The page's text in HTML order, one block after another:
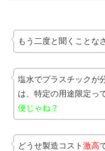
もう二度と聞くことな
塩水でプラスチックが
は、特定の用途限定っ
便じゃね？
どうせ製造コスト 激高